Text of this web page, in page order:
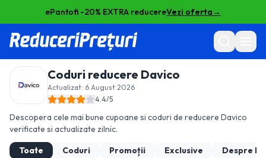
ePantofi -20% EXTRA reducereVezi oferta→
Coduri reducere Davico
Actualizat: 6 August 2026
4.4/5
Descopera cele mai bune cupoane si coduri de reducere Davico
verificate si actualizate zilnic.
Toate
Coduri Promoții Exclusive Despre